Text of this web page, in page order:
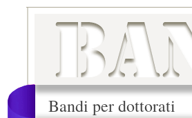
Bandi per dottorati